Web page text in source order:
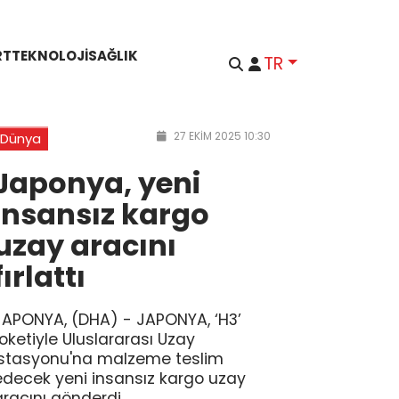
TEKNOLOJISAĞLIK
TR
Dünya 27 EKIM 2025 10:30
yeni
kargo
aracını
(DHA) - JAPONYA, ‘H3’
Uluslararası Uzay
malzeme teslim
yeni insansız kargo uzay